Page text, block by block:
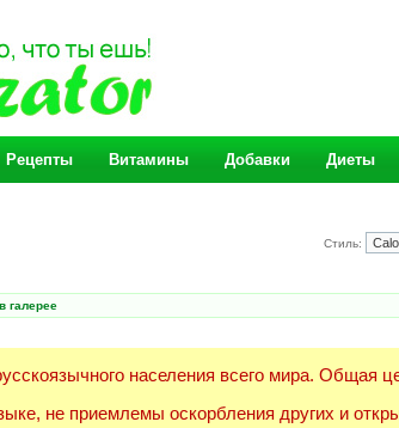
Рецепты Витамины Добавки Диеты
Стиль:
галерее
населения всего мира. Общая
не приемлемы оскорбления других и